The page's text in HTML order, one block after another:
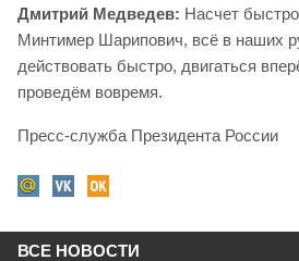
Дмитрий Медведев: Насчет
Минтимер Шарипович, всё в наших
действовать быстро, двигаться
проведём вовремя.
Пресс-служба Президента России
ВСЕ НОВОСТИ